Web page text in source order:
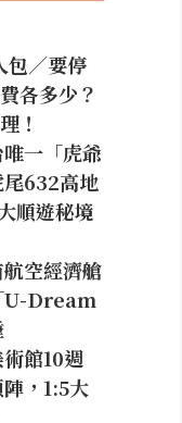
包／要停
各多少？
！
唯一「虎爺
尾632高地
順遊秘境
空經濟艙
U-Dream
館10週
，1:5大